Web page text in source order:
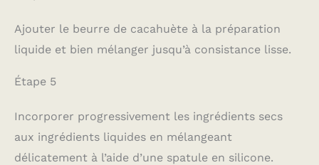
Ajouter le beurre de cacahuète à la préparation
liquide et bien mélanger jusqu’à consistance lisse.
Étape 5
Incorporer progressivement les ingrédients secs
aux ingrédients liquides en mélangeant
délicatement à l’aide d’une spatule en silicone.